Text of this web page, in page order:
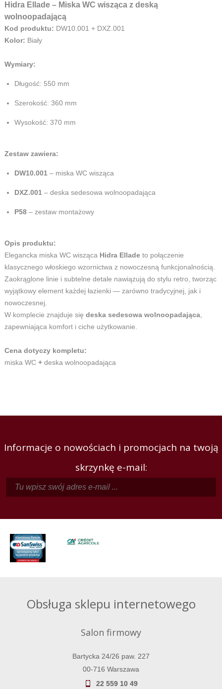
Hidra Ellade – Miska WC wisząca z deską
wolnoopadającą
Kod produktu: DW10.001 + DXZ.001
Kolor: Biały
Wymiary:
Długość: 550 mm
Szerokość: 360 mm
Wysokość: 370 mm
Zestaw zawiera:
DW10.001– miska WC wisząca
DXZ.001– deska sedesowa wolnoopadająca
P58– zestaw montażowy
Opis produktu:
Elegancka miska WC wisząca Hidra Elladeto połączenie
klasycznego włoskiego wzornictwa z nowoczesną funkcjonalnością.
Zaokrąglone linie i subtelne detale nawiązują do stylu retro, tworząc
wyjątkowy element każdej łazienki — zarówno tradycyjnej, jak i
nowoczesnej.
W komplecie znajduje się deska sedesowa wolnoopadająca,
zapewniająca komfort i ciche użytkowanie.
Cena dotyczy kompletu:
miska WC +deska wolnoopadająca
Informacje o nowościach i promocjach na twoją
skrzynkę e-mail:
Obsługa sklepu internetowego
Salon firmowy
Bartycka 24/26 paw. 227
00-716 Warszawa
22 559 10 49